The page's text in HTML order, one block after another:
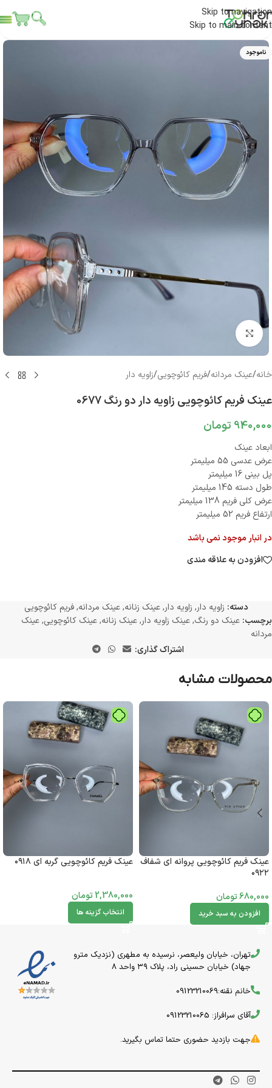
Skip to navigation
Skip to main content
ناموجود
بزرگنمایی تصویر
خانه/عینک مردانه/فریم کائوچویی/زاویه دار
عینک فریم کائوچویی زاویه دار دو رنگ 0677
940,000 تومان
ابعاد عینک
عرض عدسی 55 میلیمتر
پل بینی 16 میلیمتر
طول دسته 145 میلیمتر
عرض کلی فریم 138 میلیمتر
ارتفاع فریم 52 میلیمتر
در انبار موجود نمی باشد
افزودن به علاقه مندی
دسته: زاویه دار, زاویه دار, عینک زنانه, عینک مردانه, فریم کائوچویی
برچسب: عینک دو رنگ,عینک زاویه دار,عینک زنانه,عینک کائوچویی,عینک
مردانه
اشتراک گذاری:
محصولات مشابه
عینک فریم کائوچویی پروانه ای شفاف
۰۹۲۲
680,000تومان
افزودن به سبد خرید
عینک فریم کائوچویی گربه ای ۰۹۱۸
2,380,000تومان
انتخاب گزینه ها
تهران، خیابان ولیعصر، نرسیده به مطهری (نزدیک مترو
جهاد) خیابان حسینی راد، پلاک ۳۹ واحد 8
خانم نقنه:09123210069
آقای سرافراز: 09123210065
جهت بازدید حضوری حتما تماس بگیرید.